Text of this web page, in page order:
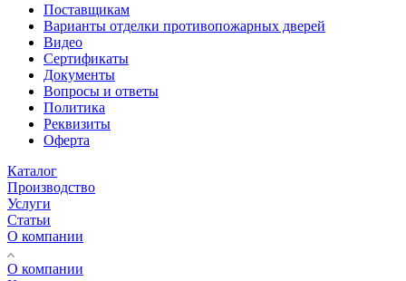
Поставщикам
Варианты отделки противопожарных дверей
Видео
Сертификаты
Документы
Вопросы и ответы
Политика
Реквизиты
Оферта
Каталог
Производство
Услуги
Статьи
О компании
О компании